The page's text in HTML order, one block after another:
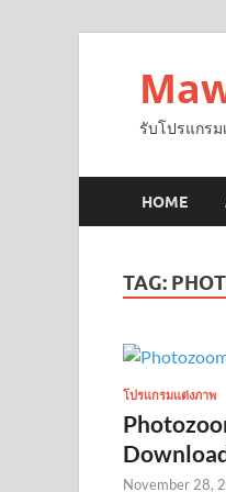
รับโปรแกร
HOME
TAG:
โปรแกรมแต่งภาพ
November 28,